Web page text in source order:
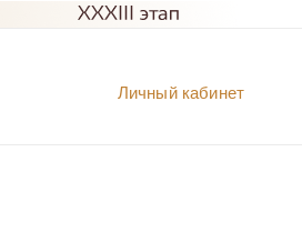
Личный кабинет